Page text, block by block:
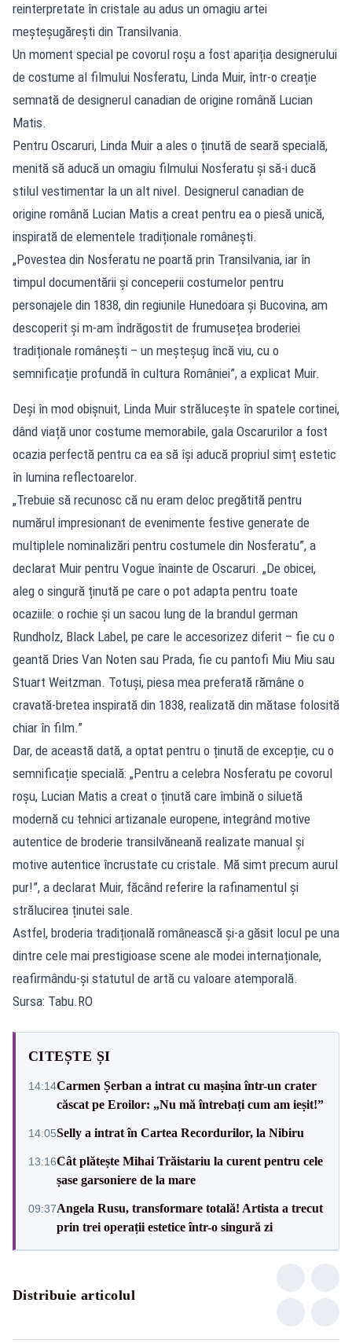
reinterpretate în cristale au adus un omagiu artei
meșteșugărești din Transilvania.
Un moment special pe covorul roșu a fost apariția designerului
de costume al filmului Nosferatu, Linda Muir, într-o creație
semnată de designerul canadian de origine română Lucian
Matis.
Pentru Oscaruri, Linda Muir a ales o ținută de seară specială,
menită să aducă un omagiu filmului Nosferatu și să-i ducă
stilul vestimentar la un alt nivel. Designerul canadian de
origine română Lucian Matis a creat pentru ea o piesă unică,
inspirată de elementele tradiționale românești.
„Povestea din Nosferatu ne poartă prin Transilvania, iar în
timpul documentării și conceperii costumelor pentru
personajele din 1838, din regiunile Hunedoara și Bucovina, am
descoperit și m-am îndrăgostit de frumusețea broderiei
tradiționale românești – un meșteșug încă viu, cu o
semnificație profundă în cultura României”, a explicat Muir.
Deși în mod obișnuit, Linda Muir strălucește în spatele cortinei,
dând viață unor costume memorabile, gala Oscarurilor a fost
ocazia perfectă pentru ca ea să își aducă propriul simț estetic
în lumina reflectoarelor.
„Trebuie să recunosc că nu eram deloc pregătită pentru
numărul impresionant de evenimente festive generate de
multiplele nominalizări pentru costumele din Nosferatu”, a
declarat Muir pentru Vogue înainte de Oscaruri. „De obicei,
aleg o singură ținută pe care o pot adapta pentru toate
ocaziile: o rochie și un sacou lung de la brandul german
Rundholz, Black Label, pe care le accesorizez diferit – fie cu o
geantă Dries Van Noten sau Prada, fie cu pantofi Miu Miu sau
Stuart Weitzman. Totuși, piesa mea preferată rămâne o
cravată-bretea inspirată din 1838, realizată din mătase folosită
chiar în film.”
Dar, de această dată, a optat pentru o ținută de excepție, cu o
semnificație specială: „Pentru a celebra Nosferatu pe covorul
roșu, Lucian Matis a creat o ținută care îmbină o siluetă
modernă cu tehnici artizanale europene, integrând motive
autentice de broderie transilvăneană realizate manual și
motive autentice încrustate cu cristale. Mă simt precum aurul
pur!”, a declarat Muir, făcând referire la rafinamentul și
strălucirea ținutei sale.
Astfel, broderia tradițională românească și-a găsit locul pe una
dintre cele mai prestigioase scene ale modei internaționale,
reafirmându-și statutul de artă cu valoare atemporală.
Sursa: Tabu.RO
CITEȘTE ȘI
14:14Carmen Șerban a intrat cu mașina într-un crater
căscat pe Eroilor: „Nu mă întrebați cum am ieșit!”
14:05Selly a intrat în Cartea Recordurilor, la Nibiru
13:16Cât plătește Mihai Trăistariu la curent pentru cele
șase garsoniere de la mare
09:37Angela Rusu, transformare totală! Artista a trecut
prin trei operații estetice într-o singură zi
Distribuie articolul